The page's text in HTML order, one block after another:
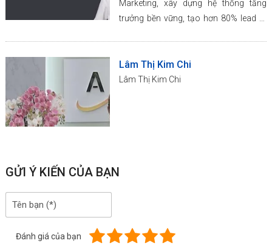
Marketing, xây dựng hệ thống tăng
trưởng bền vững, tạo hơn 80% lead từ
Lâm Thị Kim Chi
Lâm Thị Kim Chi
GỬI Ý KIẾN CỦA BẠN
Đánh giá của bạn